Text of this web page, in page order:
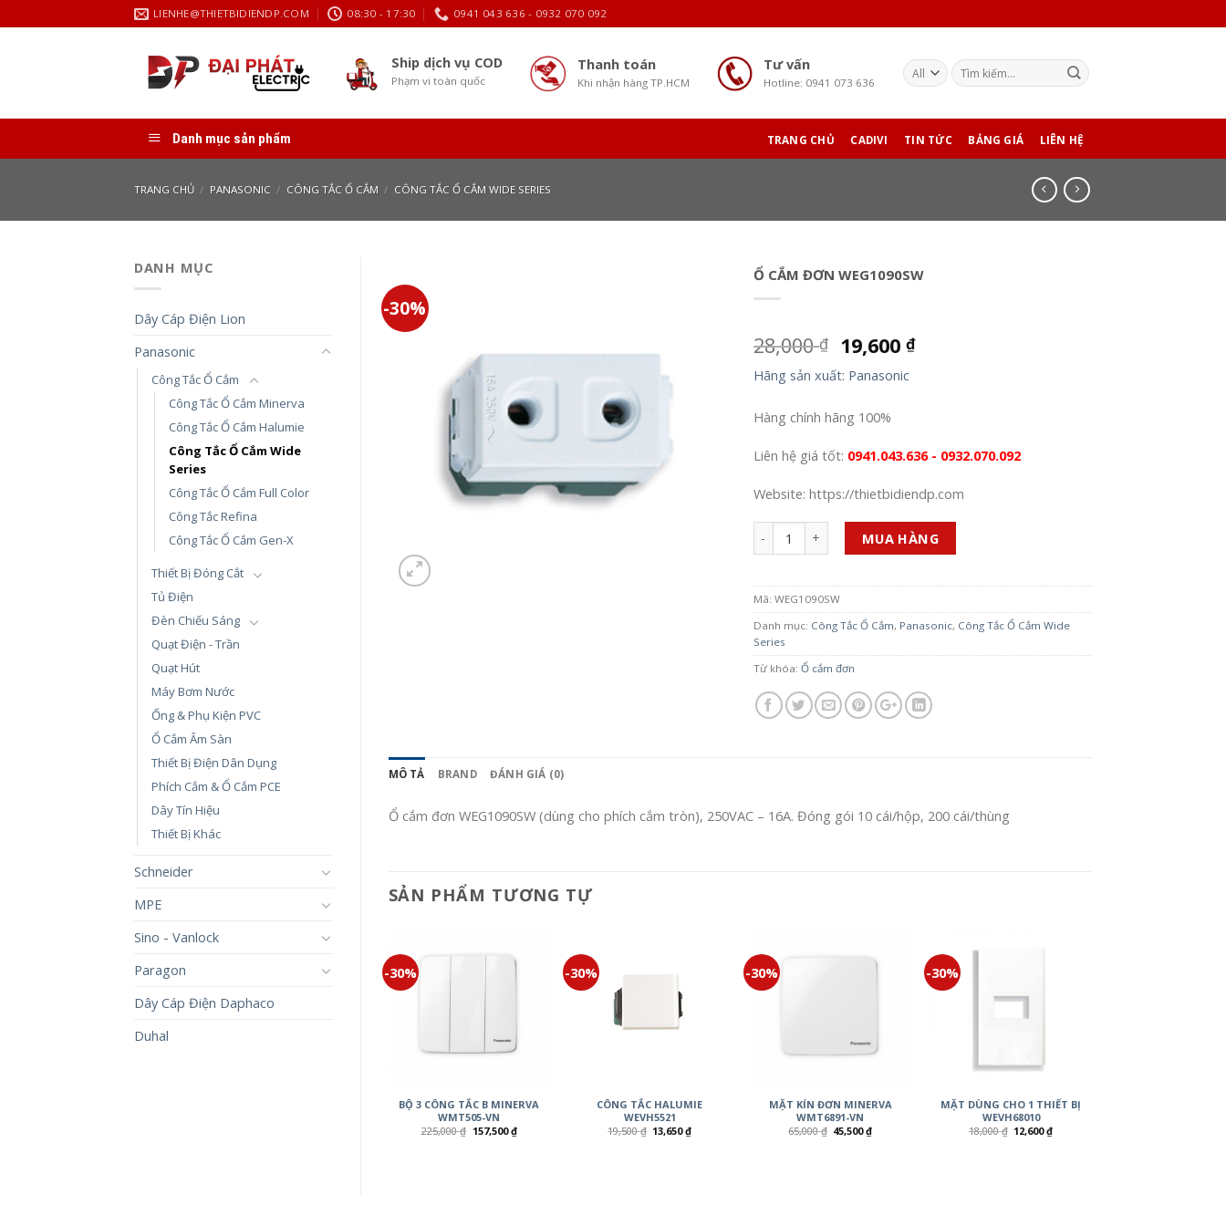
to
LIENHE@THIETBIDIENDP.COM 08:30 - 17:30 0941 043 636 - 0932 070 092
Ship dịch vụ COD
Phạm vi toàn quốc
Thanh toán
Khi nhận hàng TP.HCM
Tư vấn
Hotline: 0941 073 636
Danh mục sản phẩm TRANG CHỦ CADIVI TIN TỨC BẢNG GIÁ LIÊN HỆ
TRANG CHỦ / PANASONIC / CÔNG TẮC Ổ CẮM / CÔNG TẮC Ổ CẮM WIDE SERIES
DANH MỤC
Dây Cáp Điện Lion
Panasonic
Công Tắc Ổ Cắm
Công Tắc Ổ Cắm Minerva
Công Tắc Ổ Cắm Halumie
Công Tắc Ổ Cắm Wide
Series
Công Tắc Ổ Cắm Full Color
Công Tắc Refina
Công Tắc Ổ Cắm Gen-X
Thiết Bị Đóng Cắt
Tủ Điện
Đèn Chiếu Sáng
Quạt Điện - Trần
Quạt Hút
Máy Bơm Nước
Ống & Phụ Kiện PVC
Ổ Cắm Âm Sàn
Thiết Bị Điện Dân Dụng
Phích Cắm & Ổ Cắm PCE
Dây Tín Hiệu
Thiết Bị Khác
Schneider
MPE
Sino - Vanlock
Paragon
Dây Cáp Điện Daphaco
Duhal
-30%
Ổ CẮM ĐƠN WEG1090SW
28,000₫ 19,600 ₫
Hãng sản xuất: Panasonic
Hàng chính hãng 100%
Liên hệ giá tốt: 0941.043.636 - 0932.070.092
Website: https://thietbidiendp.com
MUA HÀNG
Mã:WEG1090SW
Danh mục: Công Tắc Ổ Cắm, Panasonic, Công Tắc Ổ Cắm Wide
Series
Từ khóa:Ổ cắm đơn
MÔ TẢ BRAND ĐÁNH GIÁ (0)
Ổ cắm đơn WEG1090SW (dùng cho phích cắm tròn), 250VAC – 16A. Đóng gói 10 cái/hộp, 200 cái/thùng
SẢN PHẨM TƯƠNG TỰ
-30%
BỘ 3 CÔNG TẮC B MINERVA
WMT505-VN
225,000₫ 157,500₫
-30%
CÔNG TẮC HALUMIE
WEVH5521
19,500₫ 13,650₫
-30%
MẶT KÍN ĐƠN MINERVA
WMT6891-VN
65,000₫ 45,500₫
-30%
MẶT DÙNG CHO 1 THIẾT BỊ
WEVH68010
18,000₫ 12,600₫